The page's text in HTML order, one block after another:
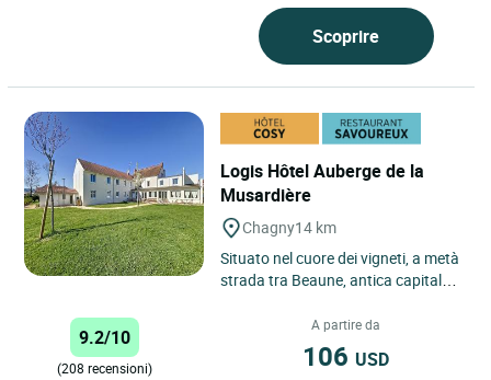
Scoprire
Logis Hôtel Auberge de la
Musardière
Chagny14 km
Situato nel cuore dei vigneti, a metà
strada tra Beaune, antica capitale
Saône, culla...
9.2/10
(208 recensioni)
A partire da
106 USD